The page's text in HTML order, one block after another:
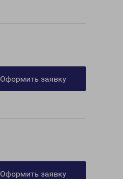
Оформить заявку
Оформить заявку